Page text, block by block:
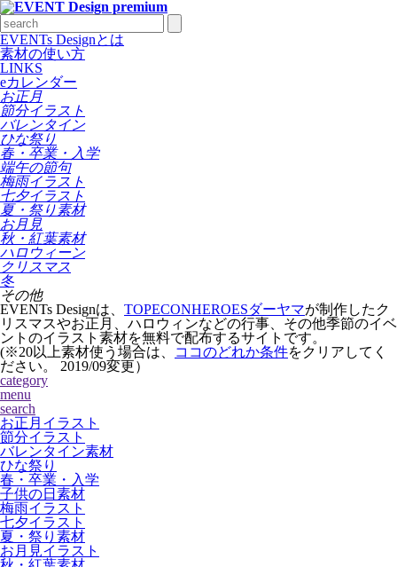
EVENTs Designとは
素材の使い方
LINKS
eカレンダー
お正月
節分イラスト
バレンタイン
ひな祭り
春・卒業・入学
端午の節句
梅雨イラスト
七夕イラスト
夏・祭り素材
お月見
秋・紅葉素材
ハロウィーン
クリスマス
冬
その他
EVENTs Designは、 TOPECONHEROESダーヤマが制作したク
リスマスやお正月、ハロウィンなどの行事、その他季節のイベ
ントのイラスト素材を無料で配布するサイトです。
(※20以上素材使う場合は、
ココのどれか条件をクリアしてく
ださい。 2019/09変更）
category
menu
search
お正月イラスト
節分イラスト
バレンタイン素材
ひな祭り
春・卒業・入学
子供の日素材
梅雨イラスト
七夕イラスト
夏・祭り素材
お月見イラスト